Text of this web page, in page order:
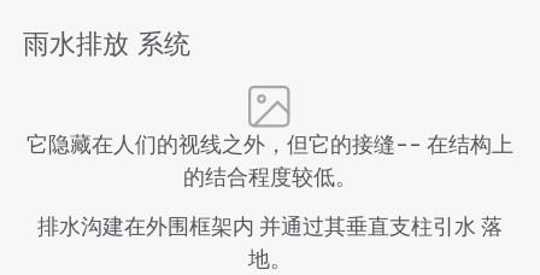
雨水排放 系统
它隐藏在人们的视线之外，但它的接缝-- 在结构上
的结合程度较低。
排水沟建在外围框架内 并通过其垂直支柱引水 落
地。